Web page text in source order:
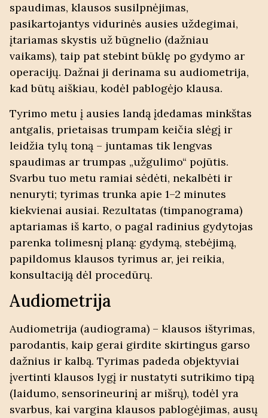
spaudimas, klausos susilpnėjimas,
pasikartojantys vidurinės ausies uždegimai,
įtariamas skystis už būgnelio (dažniau
vaikams), taip pat stebint būklę po gydymo ar
operacijų. Dažnai ji derinama su audiometrija,
kad būtų aiškiau, kodėl pablogėjo klausa.
Tyrimo metu į ausies landą įdedamas minkštas
antgalis, prietaisas trumpam keičia slėgį ir
leidžia tylų toną – juntamas tik lengvas
spaudimas ar trumpas „užgulimo“ pojūtis.
Svarbu tuo metu ramiai sėdėti, nekalbėti ir
nenuryti; tyrimas trunka apie 1–2 minutes
kiekvienai ausiai. Rezultatas (timpanograma)
aptariamas iš karto, o pagal radinius gydytojas
parenka tolimesnį planą: gydymą, stebėjimą,
papildomus klausos tyrimus ar, jei reikia,
konsultaciją dėl procedūrų.
Audiometrija
Audiometrija (audiograma) – klausos ištyrimas,
parodantis, kaip gerai girdite skirtingus garso
dažnius ir kalbą. Tyrimas padeda objektyviai
įvertinti klausos lygį ir nustatyti sutrikimo tipą
(laidumo, sensorineurinį ar mišrų), todėl yra
svarbus, kai vargina klausos pablogėjimas, ausų